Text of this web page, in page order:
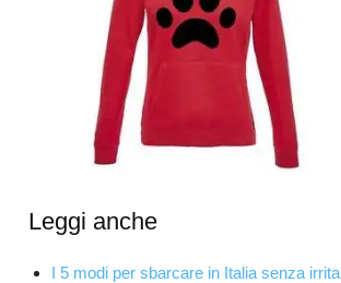
Leggi anche
I 5 modi per sbarcare in Italia senza